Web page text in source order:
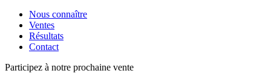
Nous connaître
Ventes
Résultats
Contact
Participez à notre prochaine vente